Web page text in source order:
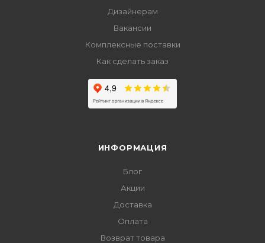
Дизайнерам
Вакансии
Комплексные поставки
Как сделать заказ
ИНФОРМАЦИЯ
Блог
Акции
Доставка
Оплата
Возврат товара